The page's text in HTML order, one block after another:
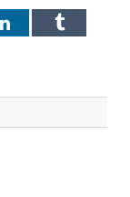
LinkedInTumblr